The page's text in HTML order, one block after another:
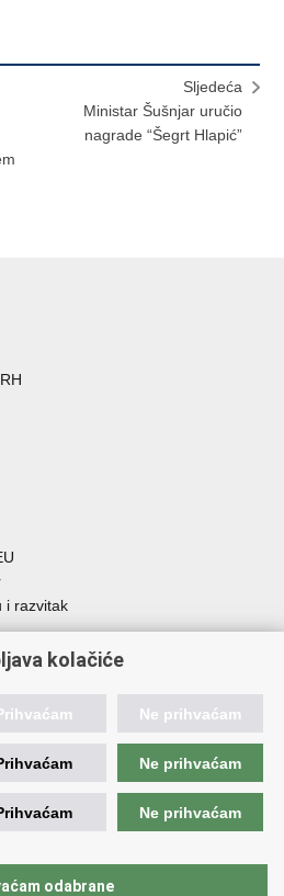
Sljedeća
Ministar Šušnjar uručio
nagrade “Šegrt Hlapić”
i razvitak
i razvoj
i ugovaranje
u nadležnosti
inovacije i investicije
kolačiće
Ne prihvaćam
Ne prihvaćam
Ne prihvaćam
odabrane